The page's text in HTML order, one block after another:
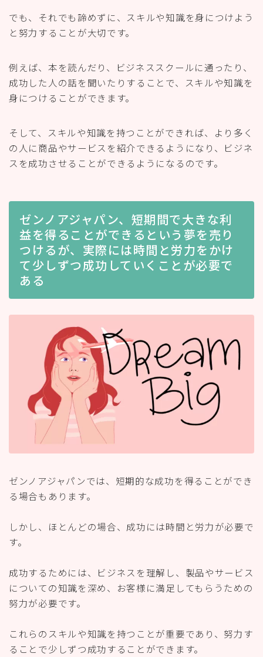
でも、それでも諦めずに、スキルや知識を身につけよう
と努力することが大切です。
例えば、本を読んだり、ビジネススクールに通ったり、
成功した人の話を聞いたりすることで、スキルや知識を
身につけることができます。
そして、スキルや知識を持つことができれば、より多く
の人に商品やサービスを紹介できるようになり、ビジネ
スを成功させることができるようになるのです。
ゼンノアジャパン、短期間で大きな利
益を得ることができるという夢を売り
つけるが、実際には時間と労力をかけ
て少しずつ成功していくことが必要で
ある
ゼンノアジャパンでは、短期的な成功を得ることができ
る場合もあります。
しかし、ほとんどの場合、成功には時間と労力が必要で
す。
成功するためには、ビジネスを理解し、製品やサービス
についての知識を深め、お客様に満足してもらうための
努力が必要です。
これらのスキルや知識を持つことが重要であり、努力す
ることで少しずつ成功することができます。